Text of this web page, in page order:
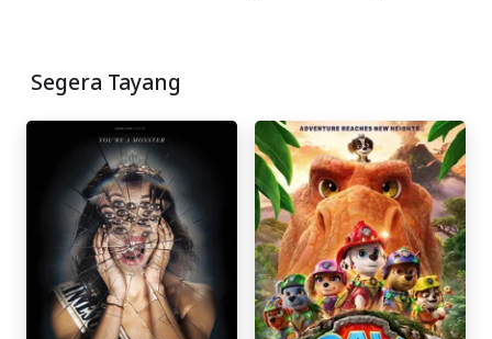
Segera Tayang